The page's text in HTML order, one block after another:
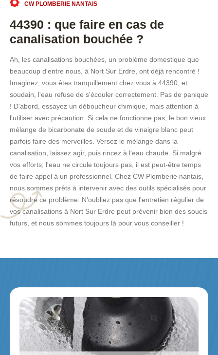
CW PLOMBERIE NANTAIS
44390 : que faire en cas de
canalisation bouchée ?
Ah, les canalisations bouchées, un problème domestique que
beaucoup d'entre nous, à Nort Sur Erdre, ont déjà rencontré !
Imaginez, vous êtes tranquillement chez vous à 44390, et
soudain, l'eau refuse de s'écouler correctement. Pas de panique
! D'abord, essayez un déboucheur chimique, mais attention à
l'utiliser avec précaution. Si cela ne fonctionne pas, le bon vieux
mélange de bicarbonate de soude et de vinaigre blanc peut
parfois faire des merveilles. Versez le mélange dans la
canalisation, laissez agir, puis rincez à l'eau chaude. Si malgré
vos efforts, l'eau ne circule toujours pas, il est peut-être temps
de faire appel à un professionnel. Chez CW Plomberie nantais,
nous sommes prêts à intervenir avec des outils spécialisés pour
résoudre ce problème. N'oubliez pas que l'entretien régulier de
vos canalisations à Nort Sur Erdre peut prévenir bien des soucis
futurs, et nous sommes toujours là pour vous conseiller !